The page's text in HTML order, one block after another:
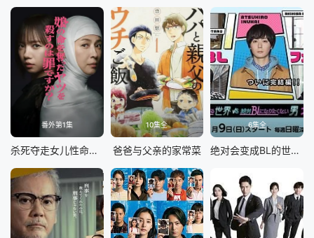
番外第1集
杀死夺走女儿性命的人是罪吗？
10集全
爸爸与父亲的家常菜
6集全
绝对会变成BL的世界VS绝不想变成BL的男人最终章